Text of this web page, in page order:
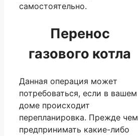
самостоятельно.
Перенос
газового котла
Данная операция может
потребоваться, если в вашем
доме происходит
перепланировка. Прежде чем
предпринимать какие-либо